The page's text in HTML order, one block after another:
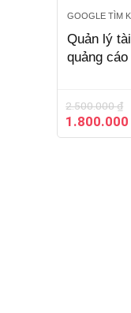
GOOGLE TÌM
Quản lý
quảng
2.500.000₫
Giá
gốc
1.800.000